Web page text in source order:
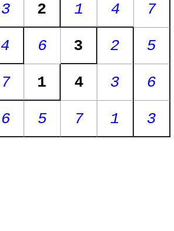
3 2 1 4 7
4 6 3 2 5
7 1 4 3 6
6 5 7 1 3